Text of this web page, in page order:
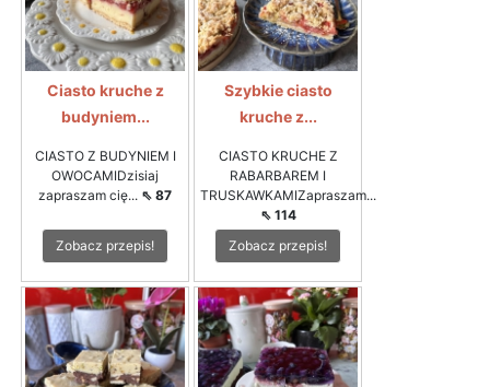
Ciasto kruche z
budyniem...
CIASTO Z BUDYNIEM I
OWOCAMIDzisiaj
zapraszam cię... ⇖ 87
Zobacz przepis!
Szybkie ciasto
kruche z...
CIASTO KRUCHE Z
RABARBAREM I
TRUSKAWKAMIZapraszam...
⇖ 114
Zobacz przepis!